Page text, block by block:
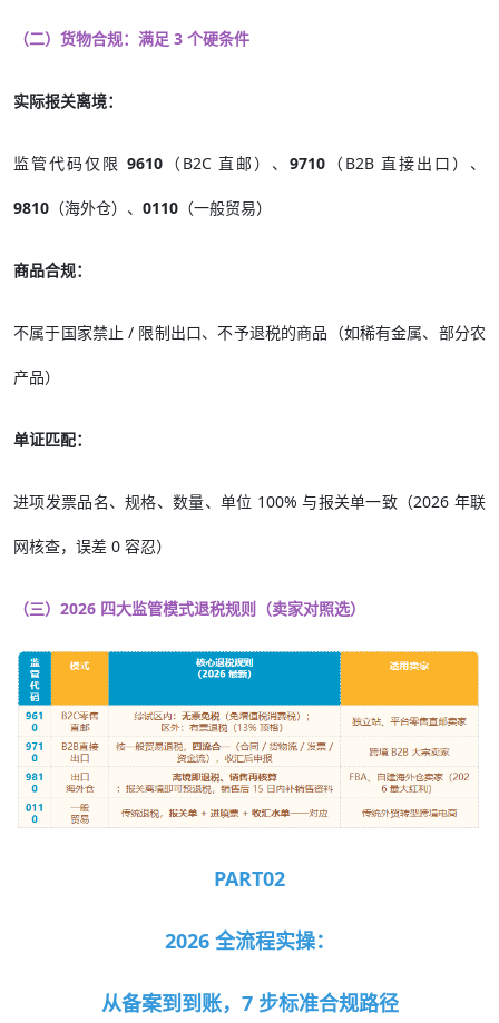
（二）货物合规：满足 3 个硬条件
实际报关离境：
监管代码仅限 9610 （B2C 直邮）、 9710 （B2B 直接出口）、
9810 （海外仓）、 0110 （一般贸易）
商品合规：
不属于国家禁止 / 限制出口、不予退税的商品（如稀有金属、部分农
产品）
单证匹配：
进项发票品名、规格、数量、单位 100% 与报关单一致（2026 年联
网核查，误差 0 容忍）
（三）2026 四大监管模式退税规则（卖家对照选）
PART02
2026 全流程实操：
从备案到到账，7 步标准合规路径